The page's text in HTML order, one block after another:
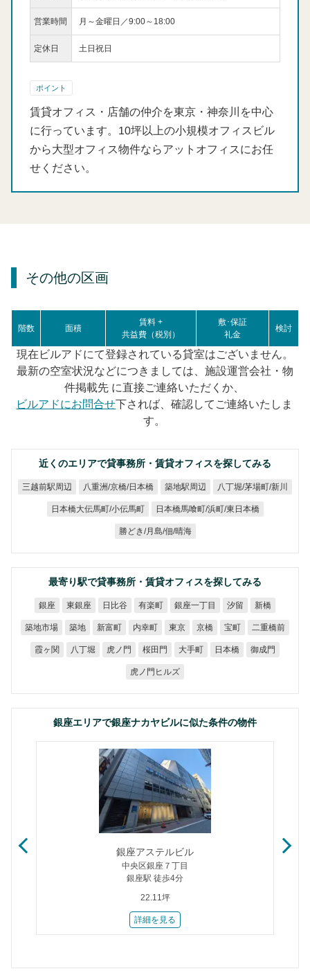
営業時間 月～金曜日／9:00～18:00
定休日 土日祝日
ポイント
賃貸オフィス・店舗の仲介を東京・神奈川を中心
に行っています。10坪以上の小規模オフィスビル
から大型オフィス物件ならアットオフィスにお任
せください。
その他の区画
階数 面積
賃料 +
共益費（税別）
敷･保証
礼金
検討
現在ビルアドにて登録されている貸室はございません。
最新の空室状況などにつきましては、施設運営会社・物
件掲載先 に直接ご連絡いただくか、
ビルアドにお問合せ下されば、確認してご連絡いたしま
す。
近くのエリアで貸事務所・賃貸オフィスを探してみる
三越前駅周辺 八重洲/京橋/日本橋 築地駅周辺 八丁堀/茅場町/新川
日本橋大伝馬町/小伝馬町 日本橋馬喰町/浜町/東日本橋
勝どき/月島/佃/晴海
最寄り駅で貸事務所・賃貸オフィスを探してみる
銀座 東銀座 日比谷 有楽町 銀座一丁目 汐留 新橋
築地市場 築地 新富町 内幸町 東京 京橋 宝町 二重橋前
霞ヶ関 八丁堀 虎ノ門 桜田門 大手町 日本橋 御成門
虎ノ門ヒルズ
銀座エリアで銀座ナカヤビルに似た条件の物件
銀座アステルビル
中央区銀座７丁目
銀座駅 徒歩4分
22.11坪
詳細を見る